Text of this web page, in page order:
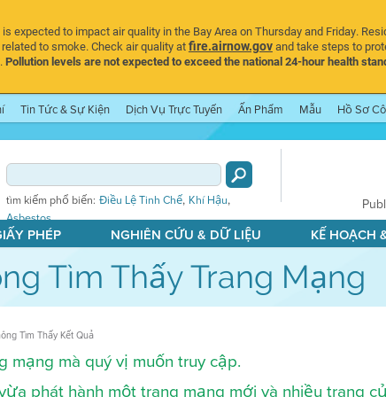
expected to impact air quality in the Bay Area on Thursday and Friday.
to smoke. Check air quality atfire.airnow.govand take steps to
.Pollution levels are not expected to exceed the national 24-hour health
Tin Tức & Sự Kiện Dịch Vụ Trực Tuyến Ấn Phẩm Mẫu Hồ Sơ
tìm kiếm phổ biến: Điều Lệ Tinh Chế, Khí Hậu,
Asbestos
PHÉP NGHIÊN CỨU & DỮ LIỆU KẾ HOẠCH
Tìm Thấy Trang Mạng
Tìm Thấy Kết Quả
mạng mà quý vị muốn truy cập.
phát hành một trang mạng mới và nhiều trang